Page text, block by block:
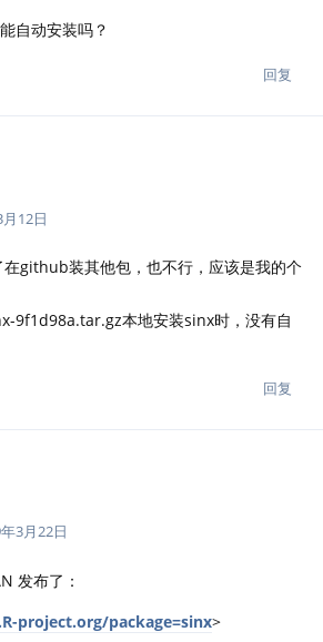
自动安装吗？
回复
12日
在github装其他包，也不行，应该是我的个
9f1d98a.tar.gz本地安装sinx时，没有自
回复
3月22日
发布了：
project.org/package=sinx>